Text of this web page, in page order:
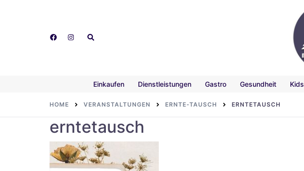
Search
Einkaufen Dienstleistungen Gastro Gesundheit Kids
HOME VERANSTALTUNGEN ERNTE-TAUSCH ERNTETAUSCH
erntetausch